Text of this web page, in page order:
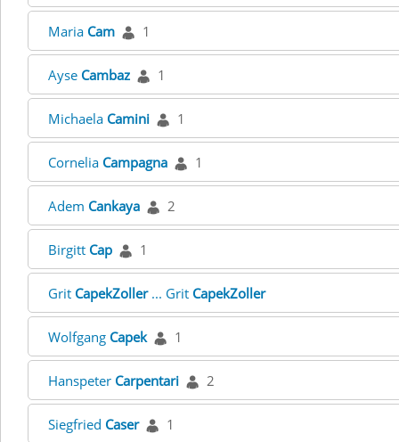
Maria Cam 1
Ayse Cambaz 1
Michaela Camini 1
Cornelia Campagna 1
Adem Cankaya 2
Birgitt Cap 1
Grit CapekZoller... Grit CapekZoller
Wolfgang Capek 1
Hanspeter Carpentari 2
Siegfried Caser 1